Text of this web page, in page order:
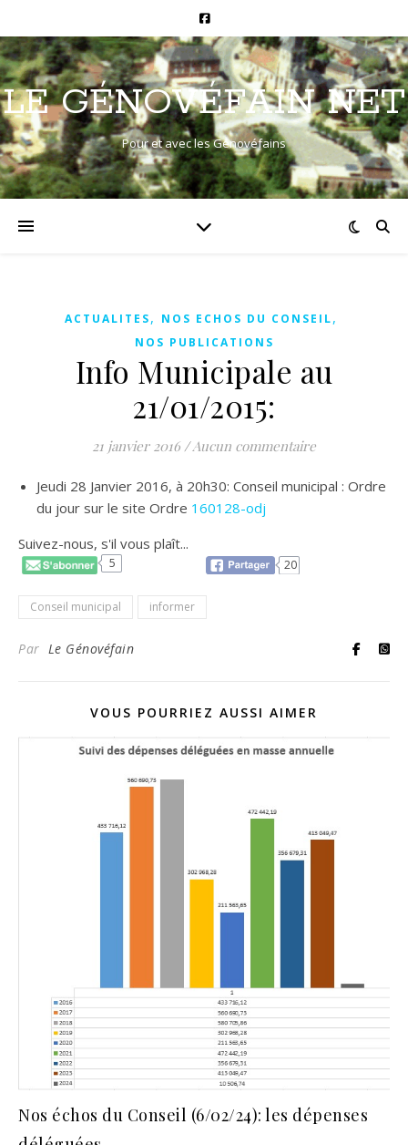
LE GÉNOVÉFAIN NET
Pour et avec les Génovéfains
ACTUALITES, NOS ECHOS DU CONSEIL,
NOS PUBLICATIONS
Info Municipale au
21/01/2015:
21 janvier 2016 /Aucun commentaire
Jeudi 28 Janvier 2016, à 20h30: Conseil municipal : Ordre
du jour sur le site Ordre 160128-odj
Suivez-nous, s'il vous plaît...
5 20
Conseil municipal informer
Par Le Génovéfain
VOUS POURRIEZ AUSSI AIMER
Nos échos du Conseil (6/02/24): les dépenses